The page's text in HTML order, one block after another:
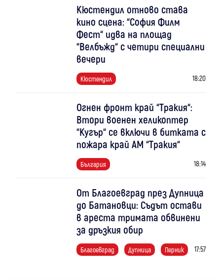
Кюстендил отново става
кино сцена: “София Филм
Фест“ идва на площад
“Велбъжд“ с четири специални
вечери
Кюстендил 18:20
Огнен фронт край “Тракия“:
Втори военен хеликоптер
“Кугър“ се включи в битката с
пожара край АМ “Тракия“
България 18:14
От Благоевград през Дупница
до Батановци: Съдът остави
в ареста тримата обвинени
за дръзкия обир
Благоевград Дупница Перник 17:57